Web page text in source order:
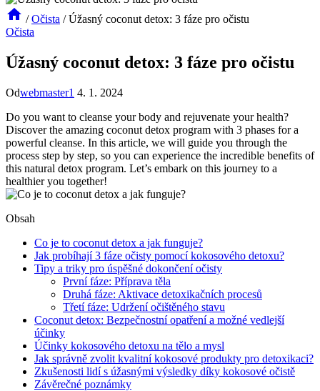
/ Očista / Úžasný coconut detox: 3 fáze pro očistu
Očista
Úžasný coconut detox: 3 fáze pro očistu
Odwebmaster1 4. 1. 2024
Do you want to cleanse your body and rejuvenate your health?
Discover the amazing coconut detox program with 3 phases for a
powerful cleanse. In this article, we will guide you through the
process step by step, so you can experience the incredible benefits of
this natural detox program. Let’s embark on this journey to a
healthier you together!
Obsah
Co je to coconut detox a jak funguje?
Jak probíhají 3 fáze očisty pomocí kokosového detoxu?
Tipy a triky pro úspěšné dokončení očisty
První fáze: Příprava těla
Druhá fáze: Aktivace detoxikačních procesů
Třetí fáze: Udržení očištěného stavu
Coconut detox: Bezpečnostní opatření a možné vedlejší
účinky
Účinky kokosového detoxu na tělo a mysl
Jak správně zvolit kvalitní kokosové produkty pro detoxikaci?
Zkušenosti lidí s úžasnými výsledky díky kokosové očistě
Závěrečné poznámky